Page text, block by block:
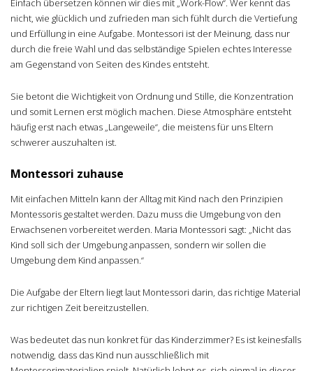
Einfach übersetzen können wir dies mit „Work-Flow“. Wer kennt das
nicht, wie glücklich und zufrieden man sich fühlt durch die Vertiefung
und Erfüllung in eine Aufgabe. Montessori ist der Meinung, dass nur
durch die freie Wahl und das selbständige Spielen echtes Interesse
am Gegenstand von Seiten des Kindes entsteht.
Sie betont die Wichtigkeit von Ordnung und Stille, die Konzentration
und somit Lernen erst möglich machen. Diese Atmosphäre entsteht
häufig erst nach etwas „Langeweile“, die meistens für uns Eltern
schwerer auszuhalten ist.
Montessori zuhause
Mit einfachen Mitteln kann der Alltag mit Kind nach den Prinzipien
Montessoris gestaltet werden. Dazu muss die Umgebung von den
Erwachsenen vorbereitet werden. Maria Montessori sagt: „Nicht das
Kind soll sich der Umgebung anpassen, sondern wir sollen die
Umgebung dem Kind anpassen.“
Die Aufgabe der Eltern liegt laut Montessori darin, das richtige Material
zur richtigen Zeit bereitzustellen.
Was bedeutet das nun konkret für das Kinderzimmer? Es ist keinesfalls
notwendig, dass das Kind nun ausschließlich mit